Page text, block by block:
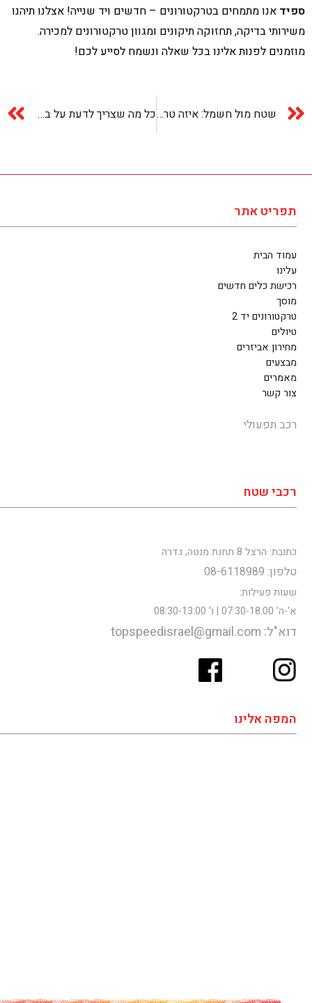
ספיד אנו מתמחים בטרקטורונים – חדשים ויד שנייה! אצלנו תיהנו
משירותי בדיקה, תחזוקה תיקונים ומגוון טרקטורונים למכירה.
מוזמנים לפנות אלינו בכל שאלה ונשמח לסייע לכם!
שטח מול חשמל: איזה טרקטורון מתאים לכם? כל מה שצריך לדעת על ביטוח טרקטורון
תפריט אתר
עמוד הבית
עלינו
רכישת כלים חדשים
מוסך
טרקטורונים יד 2
טיולים
מחירון אביזרים
מבצעים
מאמרים
צור קשר
רכב תפעולי
רכבי שטח
כתובת: הרצל 8 תחנת מנטה, גדרה
טלפון: 08-6118989
שעות פעילות:
א'-ה' 07:30-18:00 | ו' 08:30-13:00
דוא"ל: topspeedisrael@gmail.com
המפה אלינו